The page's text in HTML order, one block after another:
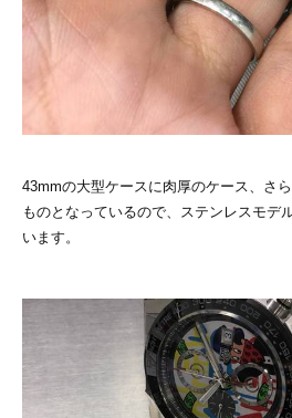
43mmの大型ケースに肉厚のケース、さ
ものとなっているので、ステンレスモデ
います。